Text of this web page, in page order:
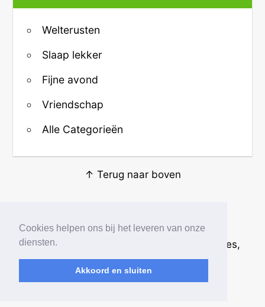
Cookies helpen ons bij het leveren van onze
diensten.
Akkoord en sluiten
Welterusten
Slaap lekker
Fijne avond
Vriendschap
Alle Categorieën
↑ Terug naar boven
© 2026
· Plaatjes, animaties,
afbeeldingen en fotos